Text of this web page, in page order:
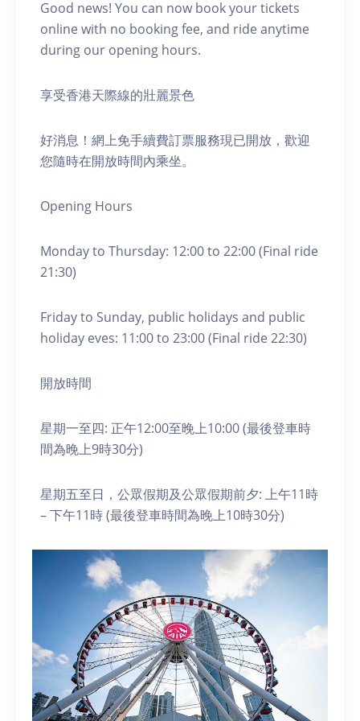
Good news! You can now book your tickets
online with no booking fee, and ride anytime
during our opening hours.
享受香港天際線的壯麗景色
好消息！網上免手續費訂票服務現已開放，歡迎
您隨時在開放時間內乘坐。
Opening Hours
Monday to Thursday: 12:00 to 22:00 (Final ride
21:30)
Friday to Sunday, public holidays and public
holiday eves: 11:00 to 23:00 (Final ride 22:30)
開放時間
星期一至四: 正午12:00至晚上10:00 (最後登車時
間為晚上9時30分)
星期五至日，公眾假期及公眾假期前夕: 上午11時
– 下午11時 (最後登車時間為晚上10時30分)